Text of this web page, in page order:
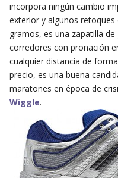
incorpora ningún cambio
exterior y algunos retoques
gramos, es una zapatilla
corredores con pronación
cualquier distancia de
precio, es una buena
maratones en época de
Wiggle.